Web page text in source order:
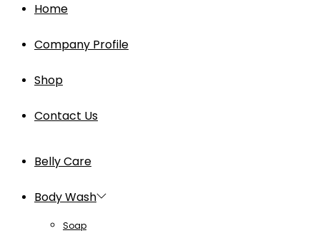
Home
Company Profile
Shop
Contact Us
Belly Care
Body Wash
Soap